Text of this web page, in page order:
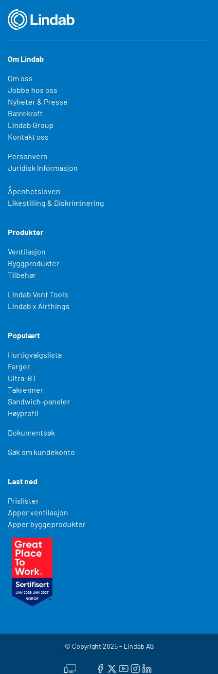
Om Lindab
Om oss
Jobbe hos oss
Nyheter & Presse
Bærekraft
Lindab Group
Kontakt oss
Personvern
Juridisk Informasjon
Åpenhetsloven
Likestilling & Diskriminering
Produkter
Ventilasjon
Byggprodukter
Tilbehør
Lindab Vent Tools
Lindab x Airthings
Populært
Hurtigvalgslista
Farger
Ultra-BT
Takrenner
Sandwich-paneler
Høyprofil
Dokumentsøk
Søk om kundekonto
Last ned
Prislister
Apper ventilasjon
Apper byggeprodukter
© Copyright 2025 - Lindab AS